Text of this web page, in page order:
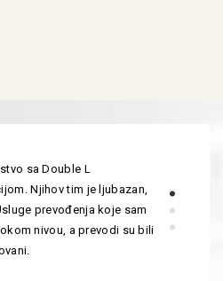
sa Double L
Njihov tim je ljubazan,
prevođenja koje sam
nivou, a prevodi su bili